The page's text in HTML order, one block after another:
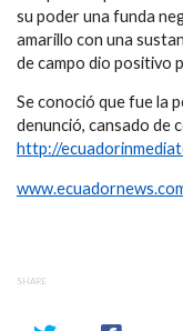
su poder una funda
amarillo con una
de campo dio positivo
Se conoció que fue la
denunció, cansado de
http://
SHARE